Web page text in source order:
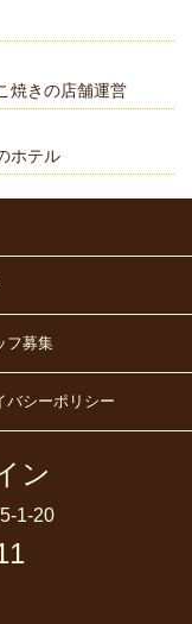
焼きの店舗運営
ホテル
フ募集
バシーポリシー
ン
1-20